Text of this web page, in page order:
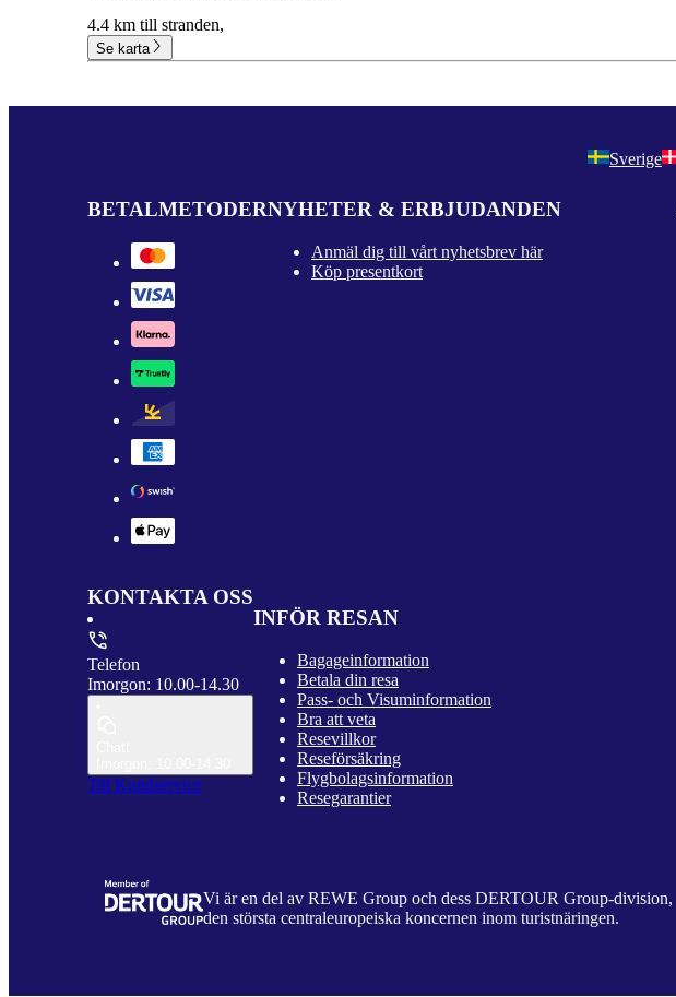
4.4 km till stranden,
Se karta
Sverige
BETALMETODERNYHETER & ERBJUDANDEN
Anmäl dig till vårt nyhetsbrev här
Köp presentkort
KONTAKTA OSS
Telefon
Imorgon: 10.00-14.30
Till Kundservice
INFÖR RESAN
Bagageinformation
Betala din resa
Pass- och Visuminformation
Bra att veta
Resevillkor
Reseförsäkring
Flygbolagsinformation
Resegarantier
Vi är en del av REWE Group och dess DERTOUR Group-division,
den största centraleuropeiska koncernen inom turistnäringen.